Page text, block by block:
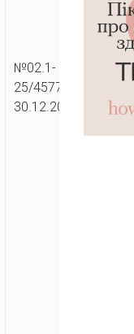
№02.1-
25/4577
30.12.2025